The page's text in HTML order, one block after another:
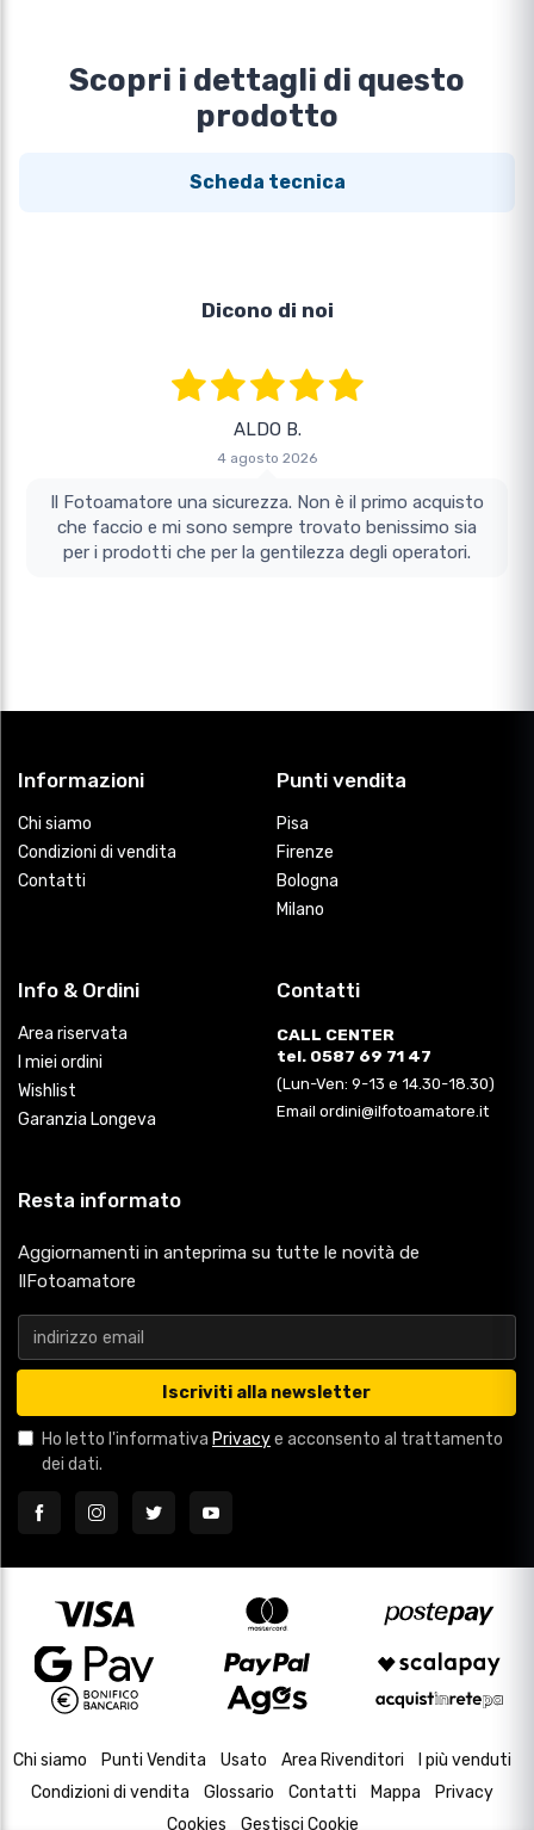
Scopri i dettagli di questo
prodotto
Scheda tecnica
Dicono di noi
ALDO B.
4 agosto 2026
Il Fotoamatore una sicurezza. Non è il primo acquisto
che faccio e mi sono sempre trovato benissimo sia
per i prodotti che per la gentilezza degli operatori.
Informazioni
Chi siamo
Condizioni di vendita
Contatti
Punti vendita
Pisa
Firenze
Bologna
Milano
Info & Ordini
Area riservata
I miei ordini
Wishlist
Garanzia Longeva
Contatti
CALL CENTER
tel. 0587 69 71 47
(Lun-Ven: 9-13 e 14.30-18.30)
Email ordini@ilfotoamatore.it
Resta informato
Aggiornamenti in anteprima su tutte le novità de
IlFotoamatore
Iscriviti alla newsletter
Ho letto l'informativa Privacye acconsento al trattamento
dei dati.
Chi siamo Punti Vendita Usato Area Rivenditori
I più venduti
Condizioni di vendita
Glossario Contatti Mappa
Privacy
Cookies
Gestisci Cookie